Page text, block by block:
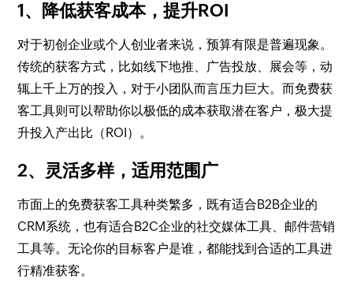
1、降低获客成本，提升ROI
对于初创企业或个人创业者来说，预算有限是普遍现象。
传统的获客方式，比如线下地推、广告投放、展会等，动
辄上千上万的投入，对于小团队而言压力巨大。而免费获
客工具则可以帮助你以极低的成本获取潜在客户，极大提
升投入产出比（ROI）。
2、灵活多样，适用范围广
市面上的免费获客工具种类繁多，既有适合B2B企业的
CRM系统，也有适合B2C企业的社交媒体工具、邮件营销
工具等。无论你的目标客户是谁，都能找到合适的工具进
行精准获客。